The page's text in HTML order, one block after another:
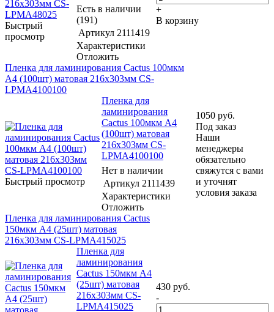
Быстрый
просмотр
Есть в наличии
(191)
Артикул 2111419
Характеристики
Отложить
+
В корзину
Пленка для ламинирования Cactus 100мкм
A4 (100шт) матовая 216x303мм CS-
LPMА4100100
Быстрый просмотр
Пленка для
ламинирования
Cactus 100мкм A4
(100шт) матовая
216x303мм CS-
LPMА4100100
Нет в наличии
Артикул 2111439
Характеристики
Отложить
1050 руб.
Под заказ
Наши
менеджеры
обязательно
свяжутся с вами
и уточнят
условия заказа
Пленка для ламинирования Cactus
150мкм A4 (25шт) матовая
216x303мм CS-LPMА415025
Пленка для
ламинирования
Cactus 150мкм A4
(25шт) матовая
216x303мм CS-
LPMА415025
430 руб.
-